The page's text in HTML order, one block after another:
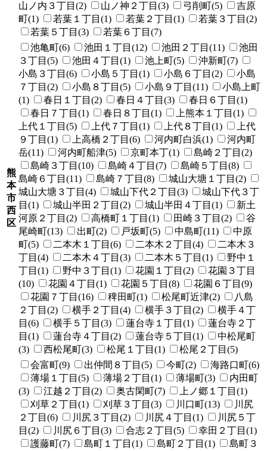
山ノ内３丁目(2) 山ノ神２丁目(3) 弓削町(5)
吉原
町(1)
若葉１丁目(1) 若葉２丁目(1)
若葉３丁目(2)
若葉５丁目(3)
若葉６丁目(7)
熊
本
市
西
区
池亀町(6) 池田１丁目(12) 池田２丁目(11)
池田
３丁目(5)
池田４丁目(1) 池上町(5)
沖新町(7)
小島３丁目(6)
小島５丁目(1) 小島６丁目(2)
小島
７丁目(2)
小島８丁目(5) 小島９丁目(11)
小島上町
(1)
春日１丁目(2) 春日４丁目(3)
春日６丁目(1)
春日７丁目(1)
春日８丁目(1)
上熊本１丁目(1)
上代１丁目(5)
上代７丁目(1) 上代８丁目(1)
上代
９丁目(1)
上高橋２丁目(6) 河内町白浜(1)
河内町
岳(11)
河内町船津(5) 京町本丁(1)
島崎２丁目(2)
島崎３丁目(10)
島崎４丁目(7)
島崎５丁目(8)
島崎６丁目(11)
島崎７丁目(8)
城山大塘１丁目(2)
城山大塘３丁目(4)
城山下代２丁目(3)
城山下代３丁
目(1)
城山半田２丁目(2) 城山半田４丁目(1)
新土
河原２丁目(2)
高橋町１丁目(1) 田崎３丁目(2)
谷
尾崎町(13)
出町(2) 戸坂町(5) 中島町(11)
中原
町(5)
二本木１丁目(6) 二本木２丁目(4)
二本木３
丁目(4)
二本木４丁目(3) 二本木５丁目(1)
野中１
丁目(1)
野中３丁目(1) 花園１丁目(2)
花園３丁目
(10)
花園４丁目(1) 花園５丁目(8)
花園６丁目(9)
花園７丁目(16)
稗田町(1) 松尾町近津(2)
八島
２丁目(2)
横手２丁目(4) 横手３丁目(2)
横手４丁
目(6)
横手５丁目(3) 蓮台寺１丁目(1)
蓮台寺２丁
目(1)
蓮台寺４丁目(2) 蓮台寺５丁目(1)
中松尾町
(3)
西松尾町(3) 松尾１丁目(1) 松尾２丁目(5)
会富町(9) 出仲間８丁目(5) 今町(2)
海路口町(6)
薄場１丁目(5)
薄場２丁目(1) 薄場町(3)
内田町
(3)
江越２丁目(2) 奥古閑町(7)
上ノ郷１丁目(1)
刈草２丁目(1)
刈草３丁目(3) 川口町(13)
川尻
２丁目(6)
川尻３丁目(2) 川尻４丁目(1)
川尻５丁
目(2)
川尻６丁目(3) 合志２丁目(5)
幸田２丁目(1)
護藤町(7)
島町１丁目(1) 島町２丁目(1)
島町３